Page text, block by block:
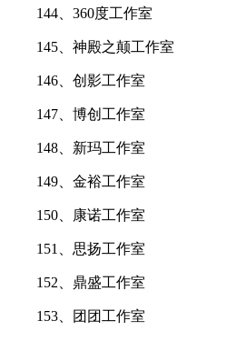
144、360度工作室
145、神殿之颠工作室
146、创影工作室
147、博创工作室
148、新玛工作室
149、金裕工作室
150、康诺工作室
151、思扬工作室
152、鼎盛工作室
153、团团工作室